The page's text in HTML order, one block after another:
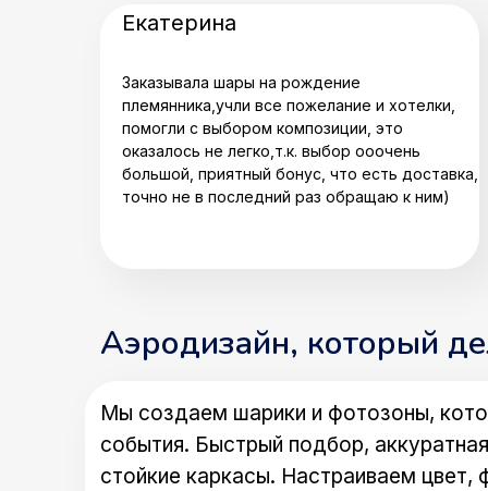
Заказывала шары на рождение
племянника,учли все пожелание и хотелки,
помогли с выбором композиции, это
оказалось не легко,т.к. выбор ооочень
большой, приятный бонус, что есть доставка,
точно не в последний раз обращаю к ним)
Екатерина
Аэродизайн, который
Мы создаем шарики и фотозоны,
события. Быстрый подбор,
стойкие каркасы. Настраиваем